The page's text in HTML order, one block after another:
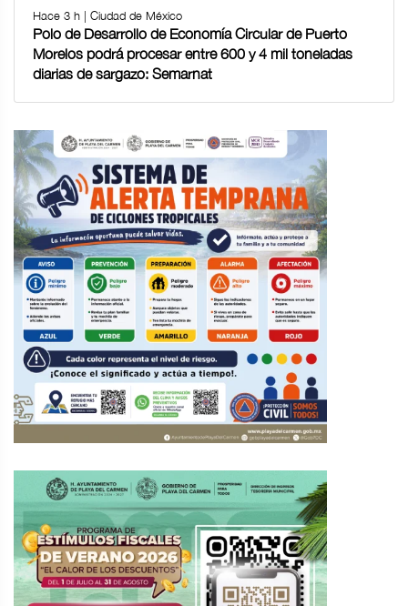
Hace 3 h | Ciudad de México
Polo de Desarrollo de Economía Circular de Puerto
Morelos podrá procesar entre 600 y 4 mil toneladas
diarias de sargazo: Semarnat